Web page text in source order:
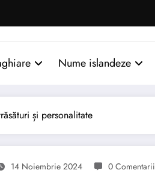
Nume islandeze
și personalitate
14 Noiembrie 2024 0 Comentarii